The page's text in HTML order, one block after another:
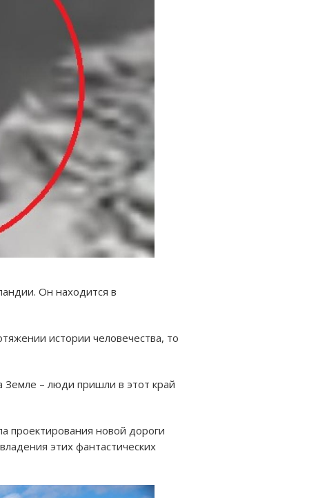
Он находится в
истории человечества, то
Земле – люди пришли в этот край
проектирования новой дороги
этих фантастических